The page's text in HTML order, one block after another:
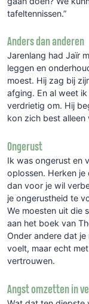
tafeltennissen.”
Anders dan anderen
Jarenlang had Jaïr
leggen en
moest. Hij zag bij
afging. En al weet
verdrietig om. Hij
kon zich best alleen
Ongerust
Ik was ongerust en
oplossen. Herken
dan voor je wil
je ongerustheid te
We moesten uit die
aan het boek van
Onder andere dat
voelt, maar echt
vertrouwen.
Angst omzetten in